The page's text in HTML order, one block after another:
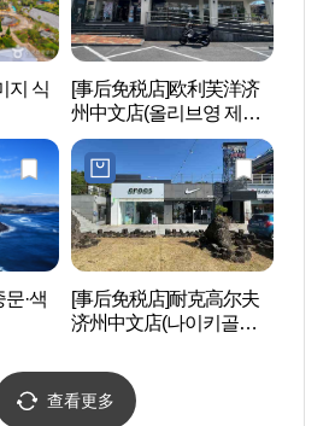
지 식
[事后免税店]欧利芙洋济
州中文店(올리브영 제주
중문점)
·색
[事后免税店]耐克高尔夫
济州中文店(나이키골프
查看更多